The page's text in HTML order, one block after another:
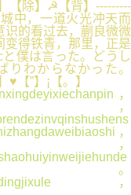
【除】☭【背】---------
，一道火光冲天而
识的看过去，蒯良微微
得铁青，那里，正是
僕は言った。どうし
りわからなかった。
【”】¡【。】
，
，
，
，
。
，